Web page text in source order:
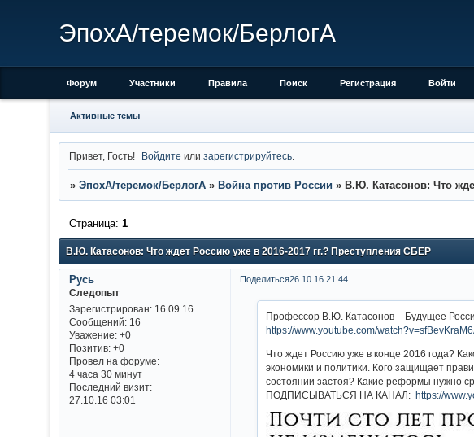
ЭпохА/теремок/БерлогА
Форум Участники Правила Поиск Регистрация Войти
Активные темы
Привет, Гость! Войдите илизарегистрируйтесь
» ЭпохА/теремок/БерлогА » Война против России » В.Ю. Катасонов: Что
В.Ю. Катасонов: Что ждет Россию уже в 2016-2017 гг.? Преступления СБЕР
Страница: 1
Поделиться26.10.16 21:44
Русь
Следопыт
Зарегистрирован: 16.09.16
Сообщений:16
Уважение: +0
Позитив: +0
Провел на форуме:
4 часа 30 минут
Последний визит:
27.10.16 03:01
Профессор В.Ю. Катасонов – Будущее
https://www.youtube.com/
Что ждет Россию уже в конце 2016 года?
экономики и политики. Кого защищает
состоянии застоя? Какие реформы нужно
ПОДПИСЫВАТЬСЯ НА КАНАЛ:
https://